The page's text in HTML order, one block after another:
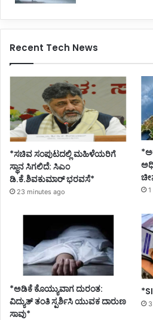
Recent Tech News
*ಸಚಿವ ಸಂಪುಟದಲ್ಲಿ ಮಹಿಳೆಯರಿಗೆ
ಸ್ಥಾನ ಸಿಗಲಿದೆ: ಸಿಎಂ
ಡಿ.ಕೆ.ಶಿವಕುಮಾರ್ ಭರವಸೆ*
23 minutes ago
*ಅಡಿಕೆ ಕೊಯ್ಯುವಾಗ ದುರಂತ:
ವಿದ್ಯುತ್ ತಂತಿ ಸ್ಪರ್ಶಿಸಿ ಯುವಕ ದಾರುಣ
ಸಾವು*